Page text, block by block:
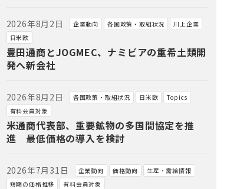
2026年8月2日 企業動向 各国政策・取組状況
川上企業
日米欧
豊田通商とJOGMEC、ナミビアの重希土類開
発へ新会社
2026年8月2日 各国政策・取組状況 日米欧
Topics
有料会員対象
米通商代表部、重要鉱物の多国間協定を推
進 最低価格の導入を検討
2026年7月31日 企業動向 価格動向
生産・需給情報
短期の価格推移
有料会員対象